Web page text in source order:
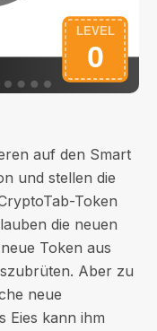
auf den Smart
und stellen die
Token
die neuen
Token aus
Aber zu
neue
Eies kann ihm